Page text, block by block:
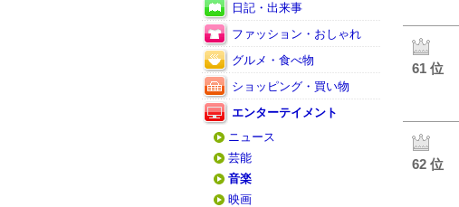
日記・出来事
ファッション・おしゃれ
グルメ・食べ物
ショッピング・買い物
エンターテイメント
ニュース
芸能
音楽
映画
61 位
62 位